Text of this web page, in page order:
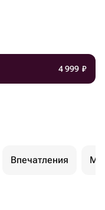
4 999 ₽
Впечатления